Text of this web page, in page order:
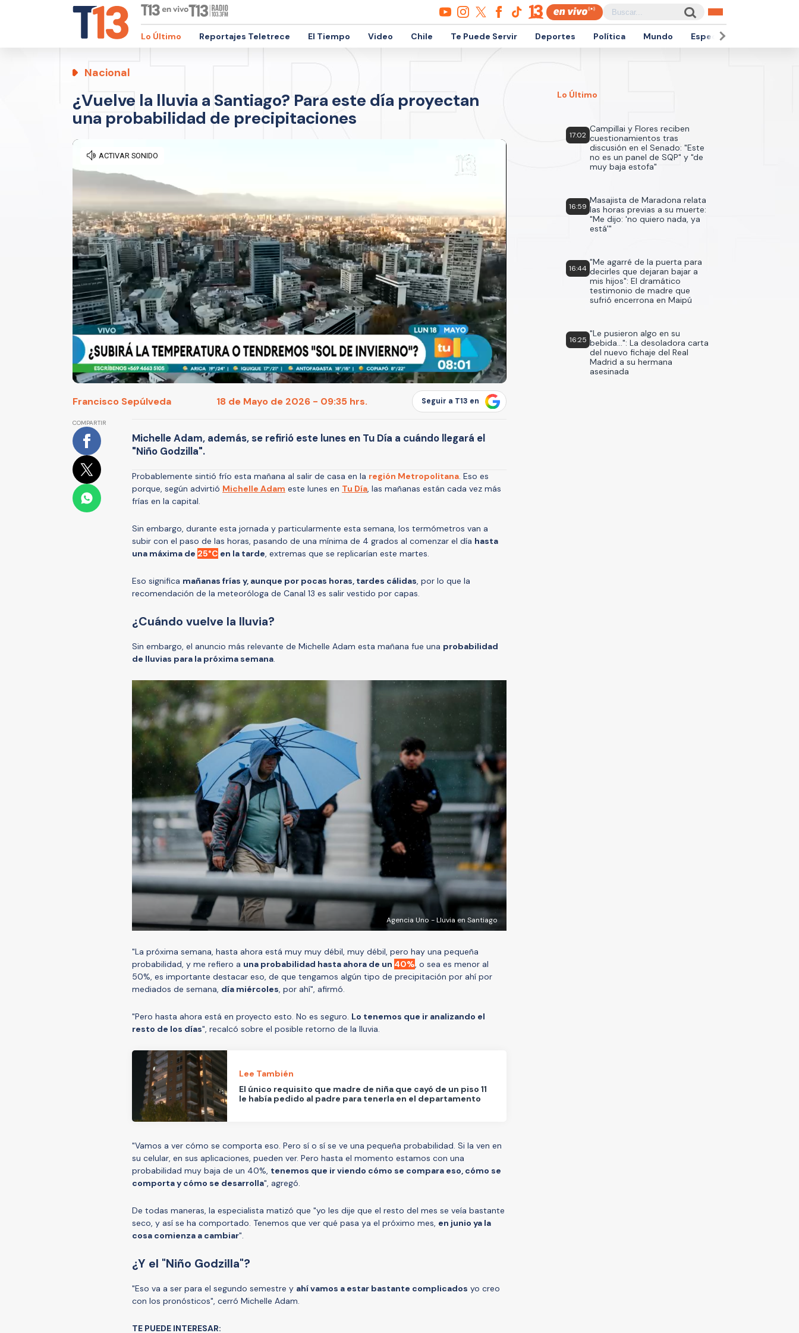
Lo Último Reportajes Teletrece El Tiempo Video Chile Te Puede Servir Deportes Política Mundo Espectáculos
Nacional
¿Vuelve la lluvia a Santiago? Para este día proyectan
una probabilidad de precipitaciones
Francisco Sepúlveda 18 de Mayo de 2026 - 09:35 hrs. Seguir a T13 en
COMPARTIR
Michelle Adam, además, se refirió este lunes en Tu Día a cuándo llegará el
"Niño Godzilla".
Probablemente sintió frío esta mañana al salir de casa en la región Metropolitana. Eso es
porque, según advirtió Michelle Adam este lunes en Tu Día, las mañanas están cada vez más
frías en la capital.
Sin embargo, durante esta jornada y particularmente esta semana, los termómetros van a
subir con el paso de las horas, pasando de una mínima de 4 grados al comenzar el día hasta
una máxima de 25°C en la tarde, extremas que se replicarían este martes.
Eso significa mañanas frías y, aunque por pocas horas, tardes cálidas, por lo que la
recomendación de la meteoróloga de Canal 13 es salir vestido por capas.
¿Cuándo vuelve la lluvia?
Sin embargo, el anuncio más relevante de Michelle Adam esta mañana fue una probabilidad
de lluvias para la próxima semana.
Agencia Uno - Lluvia en Santiago
"La próxima semana, hasta ahora está muy muy débil, muy débil, pero hay una pequeña
probabilidad, y me refiero a una probabilidad hasta ahora de un 40%, o sea es menor al
50%, es importante destacar eso, de que tengamos algún tipo de precipitación por ahí por
mediados de semana, día miércoles, por ahí", afirmó.
"Pero hasta ahora está en proyecto esto. No es seguro. Lo tenemos que ir analizando el
resto de los días", recalcó sobre el posible retorno de la lluvia.
Lee También
El único requisito que madre de niña que cayó de un piso 11
le había pedido al padre para tenerla en el departamento
"Vamos a ver cómo se comporta eso. Pero sí o sí se ve una pequeña probabilidad. Si la ven en
su celular, en sus aplicaciones, pueden ver. Pero hasta el momento estamos con una
probabilidad muy baja de un 40%, tenemos que ir viendo cómo se compara eso, cómo se
comporta y cómo se desarrolla", agregó.
De todas maneras, la especialista matizó que "yo les dije que el resto del mes se veía bastante
seco, y así se ha comportado. Tenemos que ver qué pasa ya el próximo mes, en junio ya la
cosa comienza a cambiar".
¿Y el "Niño Godzilla"?
"Eso va a ser para el segundo semestre y ahí vamos a estar bastante complicados yo creo
con los pronósticos", cerró Michelle Adam.
TE PUEDE INTERESAR:
Lo Último
17:02
Campillai y Flores reciben
cuestionamientos tras
discusión en el Senado: "Este
no es un panel de SQP" y "de
muy baja estofa"
16:59
Masajista de Maradona relata
las horas previas a su muerte:
"Me dijo: 'no quiero nada, ya
está'"
16:44
"Me agarré de la puerta para
decirles que dejaran bajar a
mis hijos": El dramático
testimonio de madre que
sufrió encerrona en Maipú
16:25
"Le pusieron algo en su
bebida...": La desoladora carta
del nuevo fichaje del Real
Madrid a su hermana
asesinada